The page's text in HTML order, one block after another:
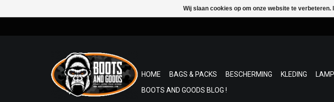
HOME BAGS & PACKS BESCHERMING KLEDING
BOOTS AND GOODS BLOG !
Wij slaan cookies op om onze website te verbeteren.